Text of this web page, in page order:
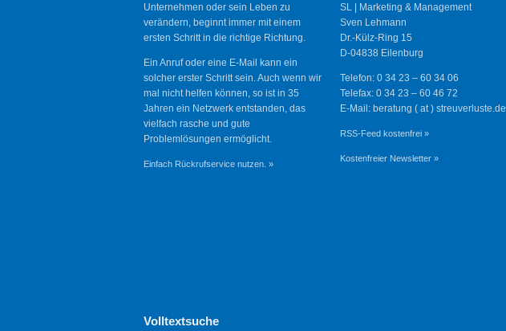
Unternehmen oder sein Leben zu
verändern, beginnt immer mit einem
ersten Schritt in die richtige Richtung.
Ein Anruf oder eine E-Mail kann ein
solcher erster Schritt sein. Auch wenn wir
mal nicht helfen können, so ist in 35
Jahren ein Netzwerk entstanden, das
vielfach rasche und gute
Problemlösungen ermöglicht.
Einfach Rückrufservice nutzen. »
SL | Marketing & Management
Sven Lehmann
Dr.-Külz-Ring 15
D-04838 Eilenburg
Telefon: 0 34 23 – 60 34 06
Telefax: 0 34 23 – 60 46 72
E-Mail: beratung ( at ) streuverluste.de
RSS-Feed kostenfrei »
Kostenfreier Newsletter »
Volltextsuche